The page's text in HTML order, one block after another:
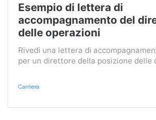
Esempio di lettera di
accompagnamento del
delle operazioni
Rivedi una lettera di
per un direttore della posizione delle
Carriera